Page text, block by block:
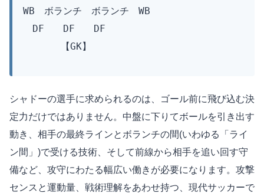
WB ボランチ ボランチ WB
DF DF DF
【GK】
シャドーの選手に求められるのは、ゴール前に飛び込む決
定力だけではありません。中盤に下りてボールを引き出す
動き、相手の最終ラインとボランチの間(いわゆる「ライ
ン間」)で受ける技術、そして前線から相手を追い回す守
備など、攻守にわたる幅広い働きが必要になります。攻撃
センスと運動量、戦術理解をあわせ持つ、現代サッカーで